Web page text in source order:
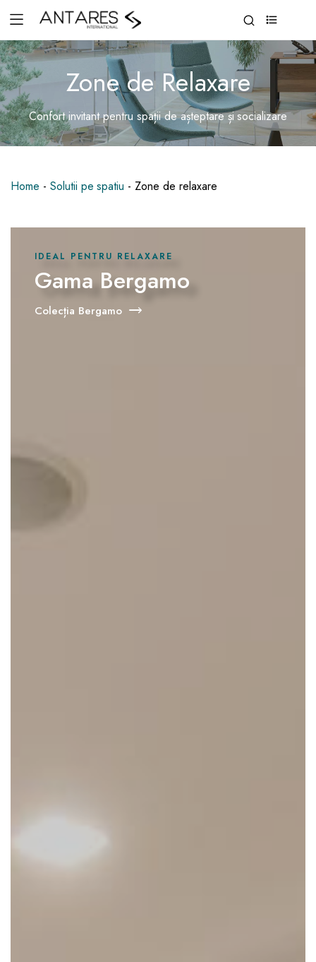
Zone de Relaxare
Confort invitant pentru spații de așteptare și socializare
Home - Solutii pe spatiu -Zone de relaxare
IDEAL PENTRU RELAXARE
Gama Bergamo
Colecția Bergamo